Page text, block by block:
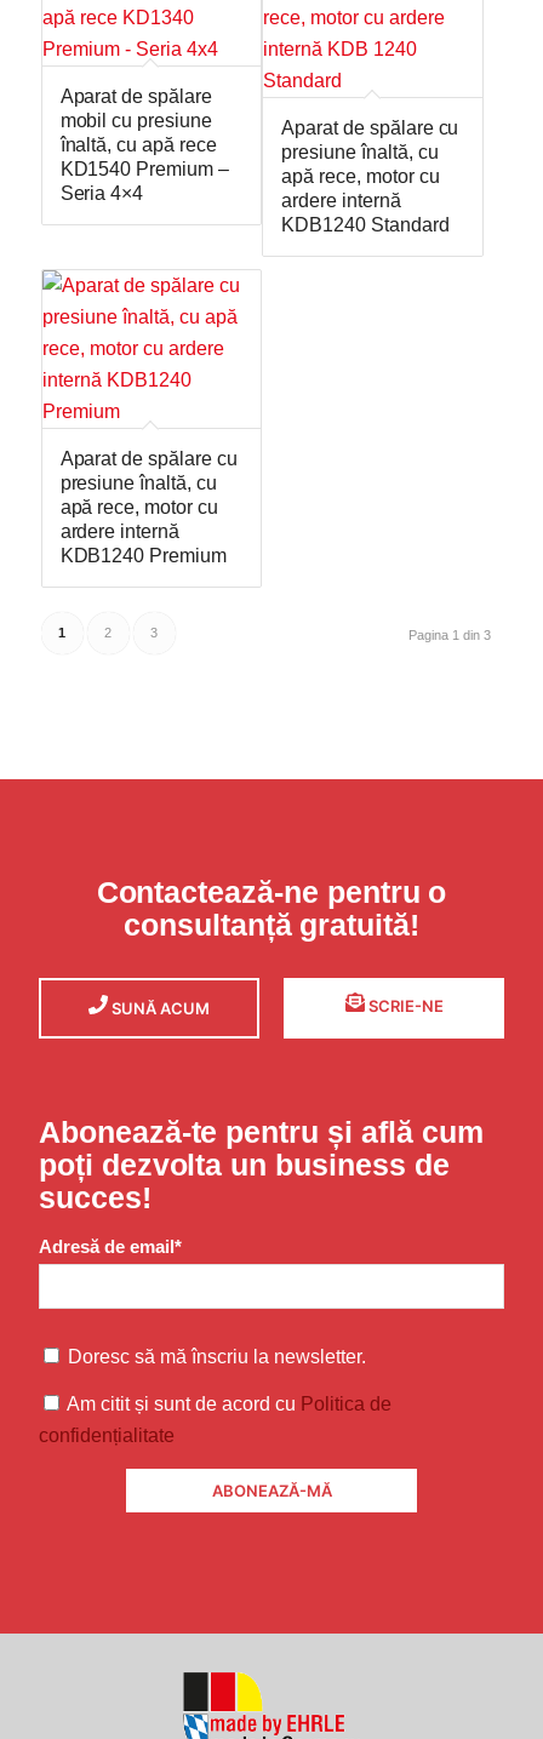
Aparat de spălare
mobil cu presiune
înaltă, cu apă rece
KD1540 Premium –
Seria 4×4
Aparat de spălare cu
presiune înaltă, cu
apă rece, motor cu
ardere internă
KDB1240 Standard
Aparat de spălare cu
presiune înaltă, cu
apă rece, motor cu
ardere internă
KDB1240 Premium
Pagina 1 din 3
1 2 3
Contactează-ne pentru o
consultanță gratuită!
SUNĂ ACUM SCRIE-NE
Abonează-te pentru și află cum
poți dezvolta un business de
succes!
Adresă de email*
Doresc să mă înscriu la newsletter.
Am citit și sunt de acord cu Politica de
confidențialitate